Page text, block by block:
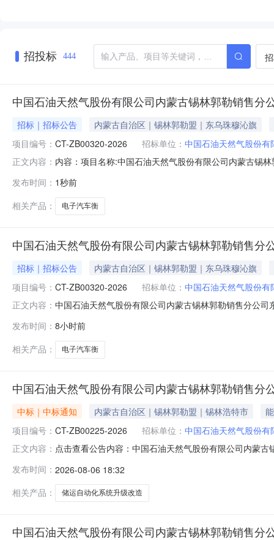
招投标 444
中国石油天然气股份有限公司内蒙古锡林郭勒销售
招标｜招标公告
内蒙古自治区｜锡林郭勒盟｜东乌珠穆沁旗
项目编号： CT-ZB00320-2026 招标单位： 中国石油天然气股份
正文内容： 内容：项目名称:中国石油天然气股份有限公司内蒙古锡
15204792689采购代理机构联系人：无采购代理机构联
购电子汽车衡竞争性谈判采购公告(2).pdf
发布时间： 1秒前
相关产品：
电子汽车衡
中国石油天然气股份有限公司内蒙古锡林郭勒销售
招标｜招标公告
内蒙古自治区｜锡林郭勒盟｜东乌珠穆沁旗
项目编号： CT-ZB00320-2026 招标单位： 中国石油天然气股份
正文内容： 中国石油天然气股份有限公司内蒙古锡林郭勒销售分公
古锡林郭勒销售分公司招标代理机构:内蒙古自治区机械
采购电子汽车衡附
发布时间： 8小时前
相关产品：
电子汽车衡
中国石油天然气股份有限公司内蒙古锡林郭勒销售
中标｜中标通知 内蒙古自治区｜锡林郭勒盟｜锡林浩特市
项目编号： CT-ZB00225-2026 招标单位： 中国石油天然气股份
正文内容： 点击查看公告内容：中国石油天然气股份有限公司内蒙
发布时间： 2026-08-06 18:32
相关产品：
储运自动化系统升级改造
中国石油天然气股份有限公司内蒙古锡林郭勒销售